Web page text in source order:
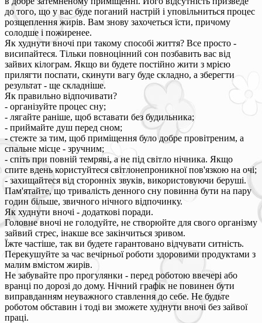
до того, що у вас буде поганий настрій і уповільниться процес
розщеплення жирів. Вам знову захочеться їсти, причому
солодше і пожиренее.
Як худнути вночі при такому способі життя? Все просто -
висипайтеся. Тільки повноцінний сон позбавить вас від
зайвих кілограм. Якщо ви будете постійно жити з мрією
прилягти поспати, скинути вагу буде складно, а зберегти
результат - ще складніше.
Як правильно відпочивати?
- організуйте процес сну;
- лягайте раніше, щоб вставати без будильника;
- приймайте душ перед сном;
- стежте за тим, щоб приміщення було добре провітреним, а
спальне місце - зручним;
- спіть при повній темряві, а не під світло нічника. Якщо
спите вдень користуйтеся світлонепроникної пов'язкою на очі;
- захищайтеся від сторонніх звуків, використовуючи беруші.
Пам'ятайте, що тривалість денного сну повинна бути на пару
годин більше, звичного нічного відпочинку.
Як худнути вночі - додаткові поради.
Головне вночі не голодуйте, не створюйте для свого організму
зайвий стрес, інакше все закінчиться зривом.
Їжте частіше, так ви будете гарантовано відчувати ситність.
Перекушуйте за час вечірньої роботи здоровими продуктами з
малим вмістом жирів.
Не забувайте про прогулянки - перед роботою ввечері або
вранці по дорозі до дому. Нічний графік не повинен бути
виправданням неуважного ставлення до себе. Не будьте
роботом обставин і тоді ви зможете худнути вночі без зайвої
праці.